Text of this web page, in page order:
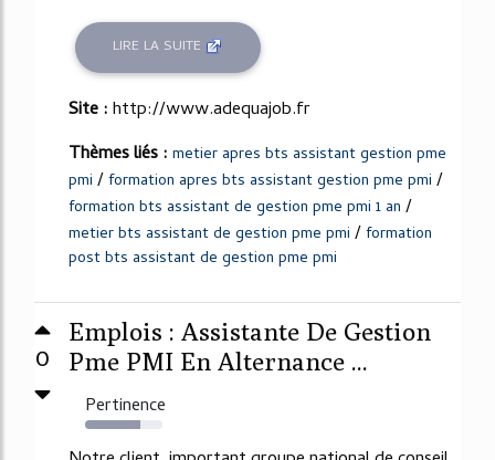
LIRE LA SUITE
Site :http://www.adequajob.fr
Thèmes liés : metier apres bts assistant gestion pme
pmi /formation apres bts assistant gestion pme pmi /
formation bts assistant de gestion pme pmi 1 an /
metier bts assistant de gestion pme pmi /formation
post bts assistant de gestion pme pmi
0
Emplois : Assistante De Gestion
Pme PMI En Alternance ...
Pertinence
72%